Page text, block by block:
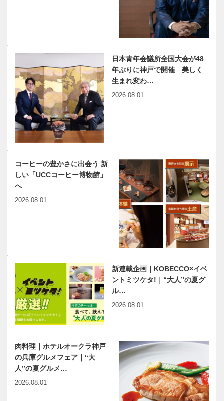
ト）］ライン
古城渓谷クル
ーズ（その
１）
触媒のうた
15
耳より
KOBE 但馬
牛専門店レス
トラン「あし
や竹園」 ４
月１日にリニ
ューアルオ
ー…
日本青年会議所全国大会が48
年ぶりに神戸で開催 美しく
生まれ変わ…
2026.08.01
コーヒーの豊かさに出会う 新
しい「UCCコーヒー博物館」
へ
2026.08.01
新連載企画｜KOBECCO×イベ
ントミツケタ!｜“大人”の夏グ
ル…
2026.08.01
肉料理｜ホテルオークラ神戸
の兵庫グルメフェア｜“大
人”の夏グルメ…
2026.08.01